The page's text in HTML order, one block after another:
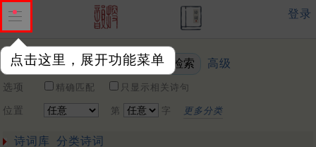
点击这里，展开功能菜单
登录
关键词 高级
选项 精确匹配 只显示相关诗句
位置 第 字 更多分类
诗词库 分类诗词